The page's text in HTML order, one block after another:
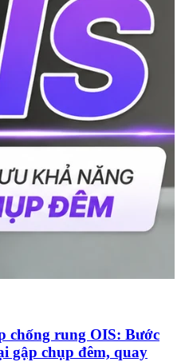
chống rung OIS: Bước
gập chụp đêm, quay